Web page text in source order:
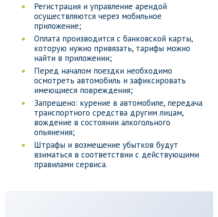
Регистрация и управление арендой
осуществляются через мобильное
приложение;
Оплата производится с банковской карты,
которую нужно привязать, тарифы можно
найти в приложении;
Перед началом поездки необходимо
осмотреть автомобиль и зафиксировать
имеющиеся повреждения;
Запрещено: курение в автомобиле, передача
транспортного средства другим лицам,
вождение в состоянии алкогольного
опьянения;
Штрафы и возмещение убытков будут
взиматься в соответствии с действующими
правилами сервиса.